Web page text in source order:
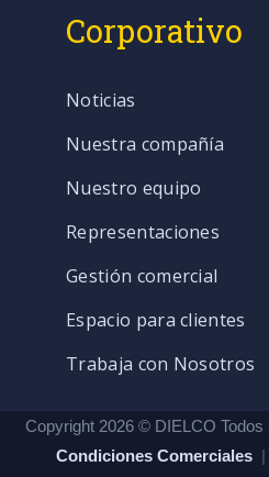
Corporativo
Noticias
Nuestra compañía
Nuestro equipo
Representaciones
Gestión comercial
Espacio para clientes
Trabaja con Nosotros
Copyright 2026 © DIELCO
Condiciones Comerciales |